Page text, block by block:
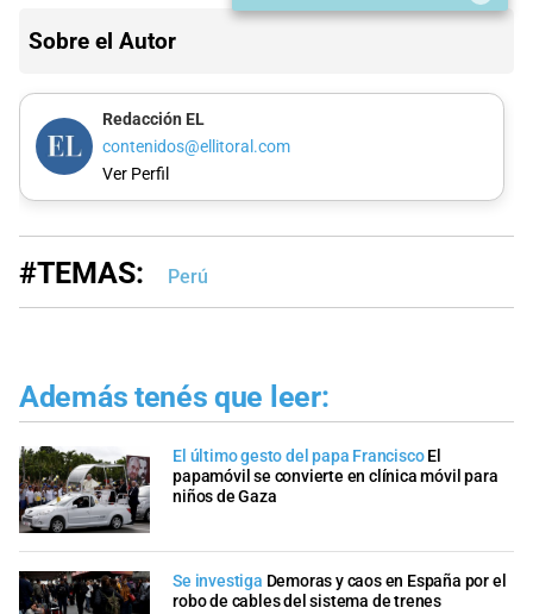
Sobre el Autor
Redacción EL
contenidos@ellitoral.com
Ver Perfil
#TEMAS: Perú
Además tenés que leer:
El último gesto del papa Francisco El
papamóvil se convierte en clínica móvil para
niños de Gaza
Se investiga Demoras y caos en España por el
robo de cables del sistema de trenes